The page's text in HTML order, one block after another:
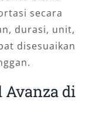
secara
durasi, unit,
disesuaikan
Avanza di